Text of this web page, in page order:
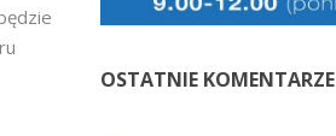
OSTATNIE KOMENTARZE